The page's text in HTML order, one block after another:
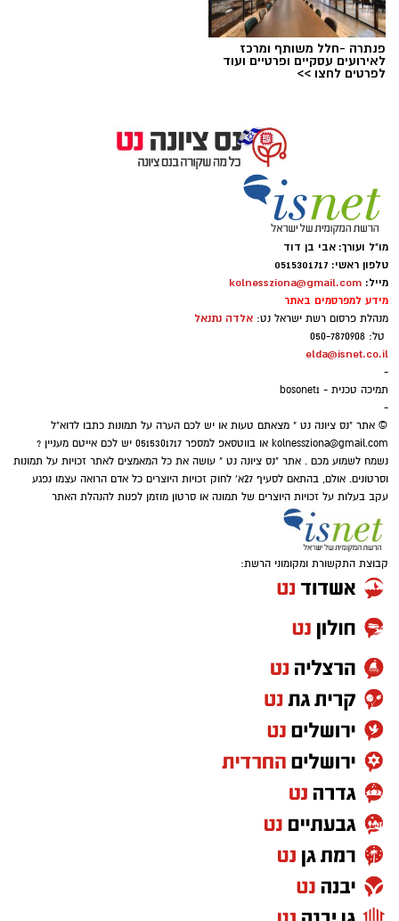
ופל בלגי במילוי שוקולד וחלוה צילום הדס ניצן
מצרכים (לכ-4 ופלים גדולים
1 ו-1/2 כוסות קמח
1 כפית תמצית וניל
1/4 כוס שמן (או חמאה מומסת)
1 כוס חלב
1 כף אבקת אפייה
קורט מלח
למילוי
פנתרה -חלל משותף ומרכז
לאירועים עסקיים ופרטיים ועוד
לפרטים לחצו >>
מו"ל ועורך: אבי בן דוד
טלפון ראשי: 0515301717
מייל: kolnessziona@gmail.com
מידע למפרסמים באתר
מנהלת פרסום רשת ישראל נט: אלדה נתנאל
טל: 050-7870908
elda@isnet.co.il
-
תמיכה טכנית - bosonet1
-
© אתר "נס ציונה נט " מצאתם טעות או יש לכם הערה על תמונות כתבו לדוא"ל
kolnessziona@gmail.com
או בווטסאפ למספר 0515301717 יש לכם אייטם מעניין ?
נשמח לשמוע מכם . אתר "נס ציונה נט " עושה את כל המאמצים לאתר זכויות על תמונות
וסרטונים. אולם, בהתאם לסעיף 27א' לחוק זכויות היוצרים כל אדם הרואה עצמו נפגע
עקב בעלות על זכויות היוצרים של תמונה או סרטון מוזמן לפנות להנהלת האתר
קבוצת התקשורת ומקומוני הרשת: